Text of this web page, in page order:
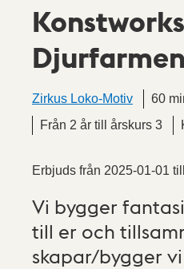
Djurfarmen
Zirkus Loko-Motiv
60
Från 2 år till årskurs 3
Erbjuds från 2025-01-01 till
Vi bygger
till er och
skapar/bygger